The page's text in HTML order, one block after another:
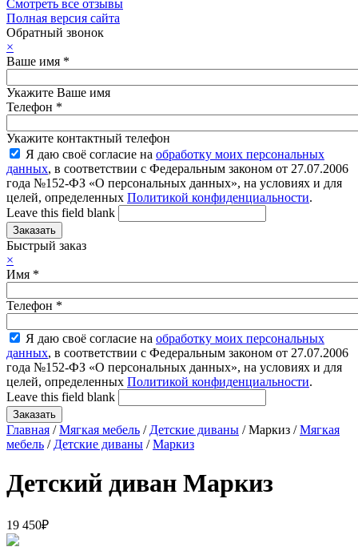
Смотреть все отзывы
Полная версия сайта
Обратный звонок
×
Ваше имя *
Укажите Ваше имя
Телефон *
Укажите контактный телефон
Я даю своё согласие на обработку моих персональных
данных, в соответствии с Федеральным законом от 27.07.2006
года №152-ФЗ «О персональных данных», на условиях и для
целей, определенных Политикой конфиденциальности.
Leave this field blank
Быстрый заказ
×
Имя *
Телефон *
Я даю своё согласие на обработку моих персональных
данных, в соответствии с Федеральным законом от 27.07.2006
года №152-ФЗ «О персональных данных», на условиях и для
целей, определенных Политикой конфиденциальности.
Leave this field blank
Главная /Мягкая мебель / Детские диваны / Маркиз /Мягкая
мебель / Детские диваны /Маркиз
Детский диван Маркиз
19 450₽